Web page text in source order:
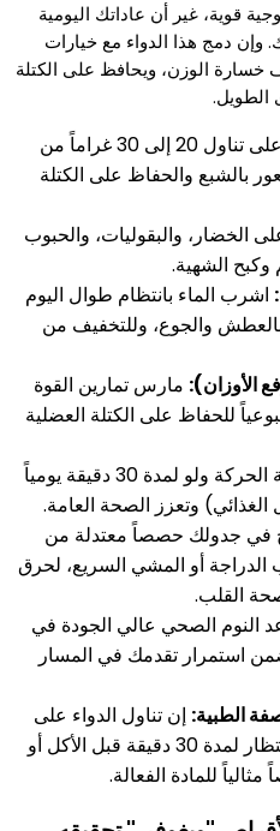
قوية، غير أن عاداتك اليومية
دمج هذا الدواء مع خيارات
الوزن، ويحافظ على الكتلة
الطويل.
احرص على تناول 20 إلى 30 غراماً من
بالشبع والحفاظ على الكتلة
الخضار، والبقوليات، والحبوب
وكبح الشهية.
اشرب الماء بانتظام طوال اليوم
والجوع، وللتخفيف من
الأوزان): مارس تمارين القوة
4 مرات أسبوعياً للحفاظ على الكتلة العضلية
إن ممارسة الحركة ولو لمدة 30 دقيقة يومياً
وتعزز الصحة العامة.
في جدولك حصصاً معتدلة من
الدراجة أو المشي السريع، لحرق
القلب.
النوم الصحي عالي الجودة في
استمرار تقدمك في المسار
الطبية: إن تناول الدواء على
معدة فارغة مع الماء، والانتظار لمدة 30 دقيقة قبل الأكل أو
للمادة الفعالة.